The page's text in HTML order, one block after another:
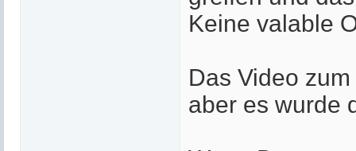
Keine valable
Das Video
aber es wurde